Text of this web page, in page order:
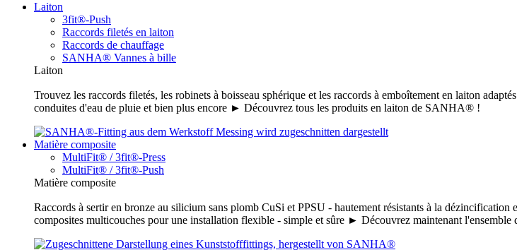
Laiton
3fit®-Push
Raccords filetés en laiton
Raccords de chauffage
SANHA® Vannes à bille
Laiton
Trouvez les raccords filetés, les robinets à boisseau sphérique et les raccords à emboîtement en laiton
conduites d'eau de pluie et bien plus encore ► Découvrez tous les produits en laiton de SANHA® !
Matière composite
MultiFit® / 3fit®-Press
MultiFit® / 3fit®-Push
Matière composite
Raccords à sertir en bronze au silicium sans plomb CuSi et PPSU - hautement résistants à la
composites multicouches pour une installation flexible - simple et sûre ► Découvrez maintenant l'ensemble